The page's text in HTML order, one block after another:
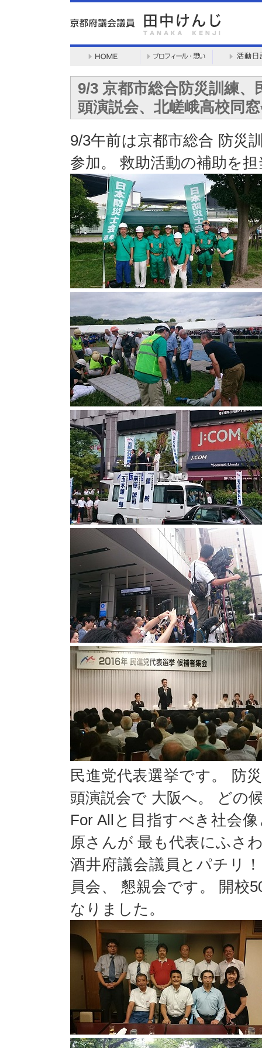
9/3 京都市総合防災訓練
頭演説会、北嵯峨高校同
9/3午前は京都市総合 防災
参加。 救助活動の補助を
民進党代表選挙です。 防
頭演説会で 大阪へ。 どの
For Allと目指すべき社会
原さんが 最も代表にふさ
酒井府議会議員とパチリ
員会、 懇親会です。 開校
なりました。